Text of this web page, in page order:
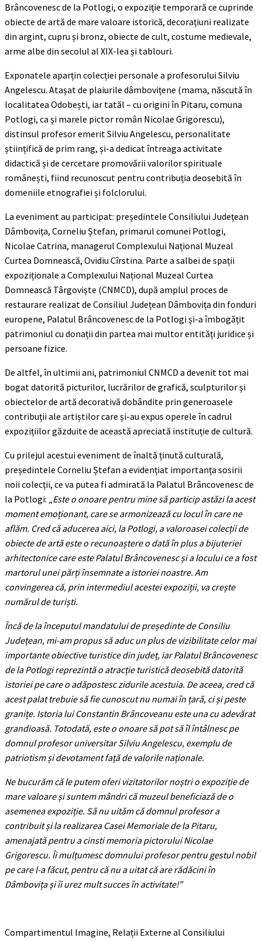
Brâncovenesc de la Potlogi, o expoziție temporară ce cuprinde
obiecte de artă de mare valoare istorică, decorațiuni realizate
din argint, cupru și bronz, obiecte de cult, costume medievale,
arme albe din secolul al XIX-lea și tablouri.
Exponatele aparțin colecției personale a profesorului Silviu
Angelescu. Atașat de plaiurile dâmbovițene (mama, născută în
localitatea Odobești, iar tatăl – cu origini în Pitaru, comuna
Potlogi, ca și marele pictor român Nicolae Grigorescu),
distinsul profesor emerit Silviu Angelescu, personalitate
științifică de prim rang, și-a dedicat întreaga activitate
didactică și de cercetare promovării valorilor spirituale
românești, fiind recunoscut pentru contribuția deosebită în
domeniile etnografiei și folclorului.
La eveniment au participat: președintele Consiliului Județean
Dâmbovița, Corneliu Ștefan, primarul comunei Potlogi,
Nicolae Catrina, managerul Complexului Național Muzeal
Curtea Domnească, Ovidiu Cîrstina. Parte a salbei de spații
expoziționale a Complexului Național Muzeal Curtea
Domnească Târgoviște (CNMCD), după amplul proces de
restaurare realizat de Consiliul Județean Dâmbovița din fonduri
europene, Palatul Brâncovenesc de la Potlogi și-a îmbogățit
patrimoniul cu donații din partea mai multor entități juridice și
persoane fizice.
De altfel, în ultimii ani, patrimoniul CNMCD a devenit tot mai
bogat datorită picturilor, lucrărilor de grafică, sculpturilor și
obiectelor de artă decorativă dobândite prin generoasele
contribuții ale artiștilor care și-au expus operele în cadrul
expozițiilor găzduite de această apreciată instituție de cultură.
Cu prilejul acestui eveniment de înaltă ținută culturală,
președintele Corneliu Ștefan a evidențiat importanța sosirii
noii colecții, ce va putea fi admirată la Palatul Brâncovenesc de
la Potlogi: „ Este o onoare pentru mine să particip astăzi la acest
moment emoționant, care se armonizează cu locul în care ne
aflăm. Cred că aducerea aici, la Potlogi, a valoroasei colecții de
obiecte de artă este o recunoaștere o dată în plus a bijuteriei
arhitectonice care este Palatul Brâncovenesc și a locului ce a fost
martorul unei părți însemnate a istoriei noastre. Am
convingerea că, prin intermediul acestei expoziții, va crește
numărul de turiști.
Încă de la începutul mandatului de președinte de Consiliu
Județean, mi-am propus să aduc un plus de vizibilitate celor mai
importante obiective turistice din județ, iar Palatul Brâncovenesc
de la Potlogi reprezintă o atracție turistică deosebită datorită
istoriei pe care o adăpostesc zidurile acestuia. De aceea, cred că
acest palat trebuie să fie cunoscut nu numai în țară, ci și peste
granițe. Istoria lui Constantin Brâncoveanu este una cu adevărat
grandioasă. Totodată, este o onoare să pot să îl întâlnesc pe
domnul profesor universitar Silviu Angelescu, exemplu de
patriotism și devotament față de valorile naționale.
Ne bucurăm că le putem oferi vizitatorilor noștri o expoziție de
mare valoare și suntem mândri că muzeul beneficiază de o
asemenea expoziție. Să nu uităm că domnul profesor a
contribuit și la realizarea Casei Memoriale de la Pitaru,
amenajată pentru a cinsti memoria pictorului Nicolae
Grigorescu. Îi mulțumesc domnului profesor pentru gestul nobil
pe care l-a făcut, pentru că nu a uitat că are rădăcini în
Dâmbovița și îi urez mult succes în activitate!”
Compartimentul Imagine, Relații Externe al Consiliului